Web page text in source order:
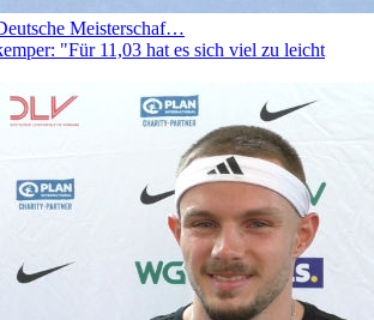
Meisterschaf…
"Für 11,03 hat es sich viel zu leicht